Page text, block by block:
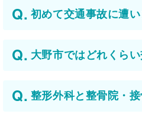
初めて交通事故に遭
大野市ではどれくら
整形外科と整骨院・